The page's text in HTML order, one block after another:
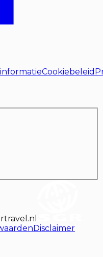
Cookiebeleid
Disclaimer